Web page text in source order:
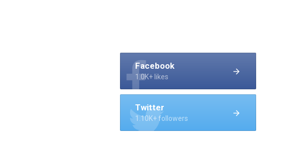
Facebook
1.0K+ likes
Twitter
1.10K+ followers